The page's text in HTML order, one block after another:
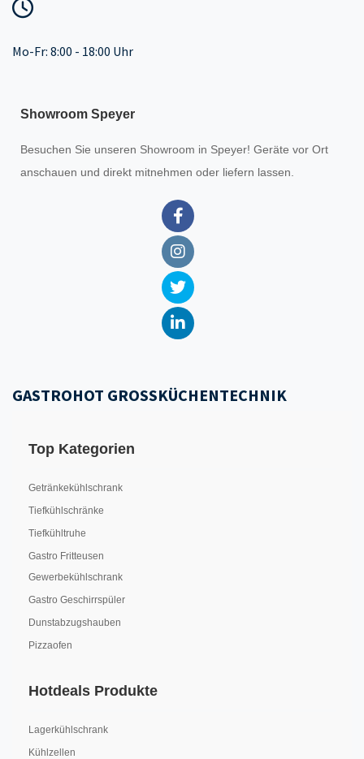
Mo-Fr: 8:00 - 18:00 Uhr
Showroom Speyer
Besuchen Sie unseren Showroom in Speyer! Geräte vor Ort
anschauen und direkt mitnehmen oder liefern lassen.
GASTROHOT GROSSKÜCHENTECHNIK
Top Kategorien
Getränkekühlschrank
Tiefkühlschränke
Tiefkühltruhe
Gastro Fritteusen
Gewerbekühlschrank
Gastro Geschirrspüler
Dunstabzugshauben
Pizzaofen
Hotdeals Produkte
Lagerkühlschrank
Kühlzellen